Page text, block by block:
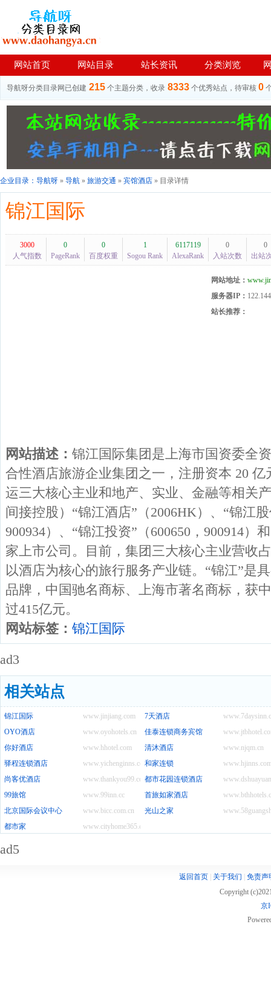
网站首页 网站目录 站长资讯 分类浏览
导航呀分类目录网已创建 215 个主题分类，收录 8333 个优秀站点，待审核 0
企业目录： 导航呀 » 导航 » 旅游交通 » 宾馆酒店 » 目录详情
锦江国际
3000
人气指数
0
PageRank
0
百度权重
1
Sogou Rank
6117119
AlexaRank
0
入站次数
0
出站
网站地址：
服务器IP：
站长推荐：
网站描述： 锦江国际集团是上海市国资委全
合性酒店旅游企业集团之一，注册资本 20
运三大核心主业和地产、实业、金融等相关
间接控股）“锦江酒店”（2006HK）、“锦江
900934）、“锦江投资”（600650，900914）
家上市公司。目前，集团三大核心主业营收
以酒店为核心的旅行服务产业链。“锦江”是
品牌，中国驰名商标、上海市著名商标，获
过415亿元。
网站标签： 锦江国际
ad3
相关站点
www.jinjiang.com
锦江国际
7天酒店
www.oyohotels.cn
OYO酒店
佳泰连锁商务宾馆
www.hhotel.com
你好酒店 www.njqm.cn
清沐酒店
www.yichenginns.com
驿程连锁酒店
和家连锁
www.thankyou99.com
尚客优酒店
都市花园连锁酒店
www.99inn.cc
99旅馆
首旅如家酒店
www.bicc.com.cn
北京国际会议中心
光山之家
www.cityhome365.com
都市家
ad5
返回首页| 关于我们
免责声
Copyright
京